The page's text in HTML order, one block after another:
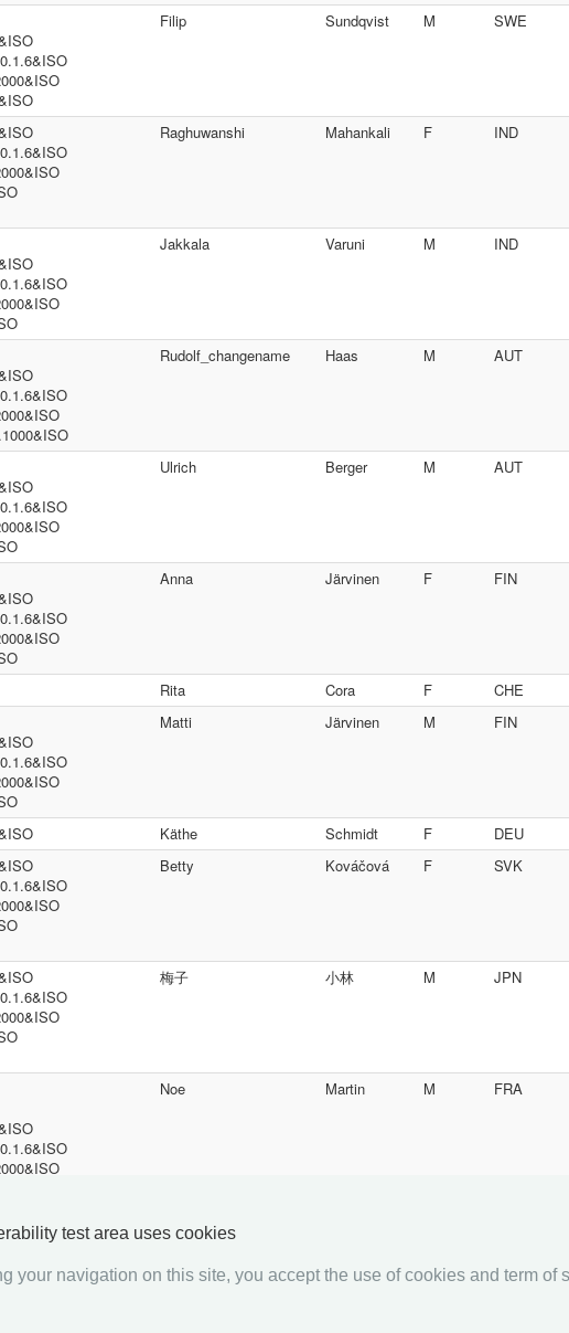
«««« « 1 2 3 4 5 6 7 8 9 10 » »»»»
Filip Sundqvist M SWE
Raghuwanshi Mahankali F IND
Jakkala Varuni M IND
Rudolf_changename Haas M AUT
Ulrich Berger M AUT
Anna Järvinen F FIN
Rita Cora F CHE
Matti Järvinen M FIN
Käthe Schmidt F DEU
Betty Kováčová F SVK
梅子 小林 M JPN
Noe Martin M FRA
test area uses cookies
your navigation on this site, you accept the use of cookies and term of